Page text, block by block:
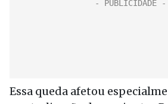
Essa queda afetou